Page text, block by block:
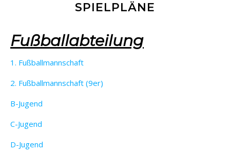
SPIELPLÄNE
Fußballabteilung
1. Fußballmannschaft
2. Fußballmannschaft (9er)
B-Jugend
C-Jugend
D-Jugend